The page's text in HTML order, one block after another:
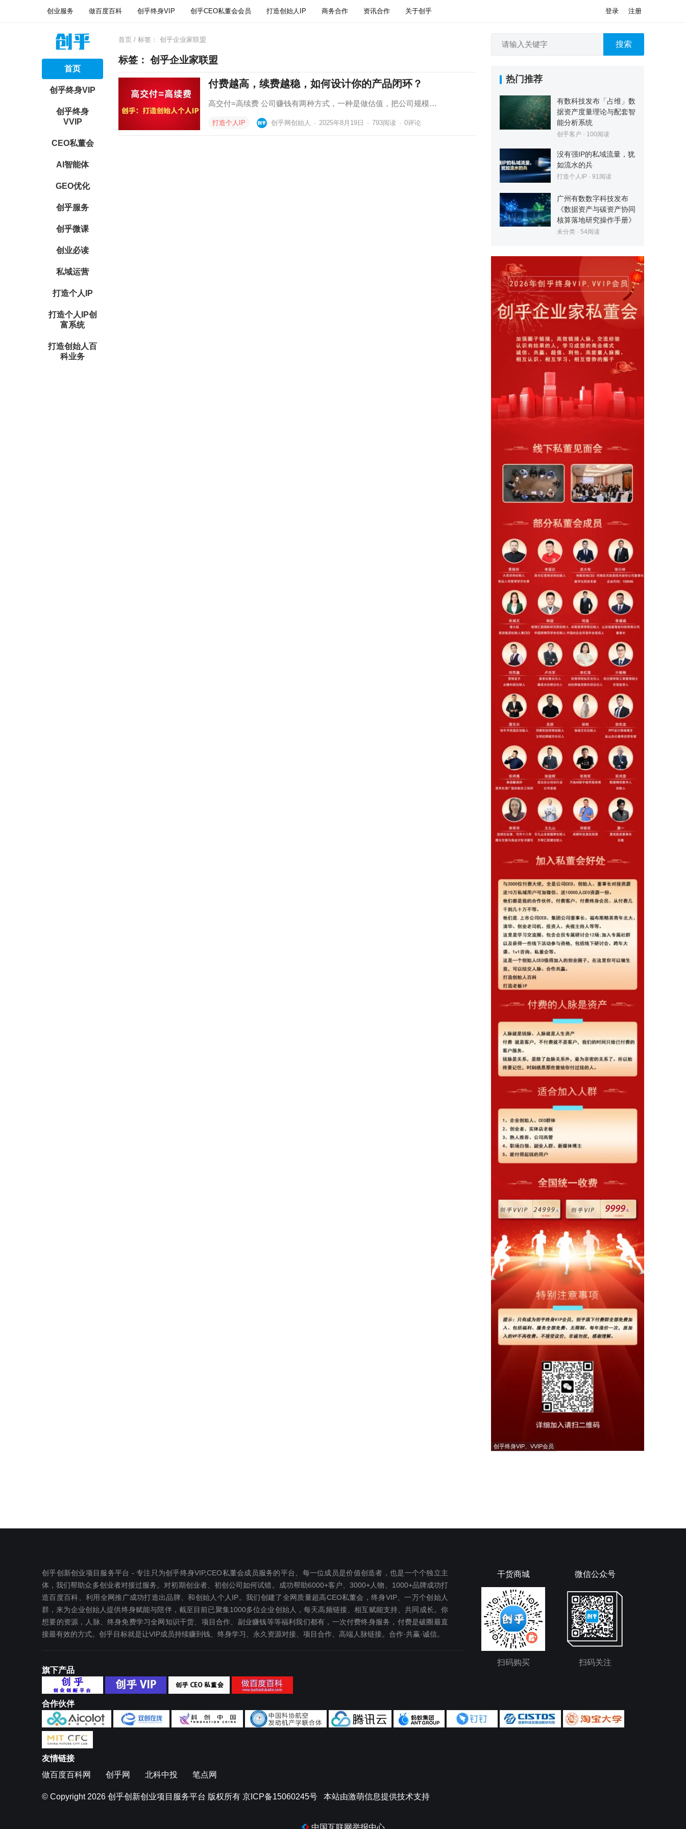
创业服务 做百度百科 创乎终身VIP 创乎CEO私董会会员 打造创始人IP 商务合作 资讯合作 关于创乎 登录 注册
首页
创乎终身VIP
创乎终身
VVIP
CEO私董会
AI智能体
GEO优化
创乎服务
创乎微课
创业必读
私域运营
打造个人IP
打造个人IP创
富系统
打造创始人百
科业务
首页 / 标签： 创乎企业家联盟
标签： 创乎企业家联盟
付费越高，续费越稳，如何设计你的产品闭环？
高交付=高续费 公司赚钱有两种方式，一种是做估值，把公司规模…
打造个人IP 创乎网创始人 · 2025年8月19日 · 793阅读 · 0评论
搜索
热门推荐
有数科技发布「占维」数
据资产度量理论与配套智
能分析系统
创乎客户 · 100阅读
没有强IP的私域流量，犹
如流水的兵
打造个人IP · 91阅读
广州有数数字科技发布
《数据资产与碳资产协同
核算落地研究操作手册》
未分类 · 54阅读
创乎终身VIP、VVIP会员
创乎创新创业项目服务平台 - 专注只为创乎终身VIP,CEO私董会成员服务的平台、每一位成员是价值创造者，也是一个个独立主
体，我们帮助众多创业者对接过服务。对初期创业者、初创公司如何试错。成功帮助6000+客户、3000+人物、1000+品牌成功打
造百度百科、利用全网推广成功打造出品牌、和创始人个人IP。我们创建了全网质量超高CEO私董会，终身VIP、一万个创始人
群，来为企业创始人提供终身赋能与陪伴，截至目前已聚集1000多位企业创始人，每天高频链接、相互赋能支持、共同成长。你
想要‬的资源，人脉、终身免费学习全网知识干货、项目合作、副业赚钱等等福利我们都‬有，一次付费终‬身服务，付费是破圈最‬直
接最有效‬的方式。创乎目标就是让VIP成员持续赚到钱、终身学习、永久资源对接、项目合作、高端人脉链接。合作·共赢·诚信。
旗下产品
干货商城
扫码购买
微信公众号
扫码关注
合作伙伴
友情链接
做百度百科网
创乎网 北科中投 笔点网
© Copyright 2026 创乎创新创业项目服务平台 版权所有 京ICP备15060245号 本站由激萌信息提供技术支持